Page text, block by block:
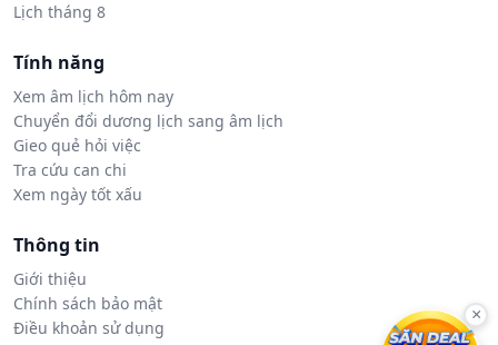
Lịch tháng 8
Tính năng
Xem âm lịch hôm nay
Chuyển đổi dương lịch sang âm lịch
Gieo quẻ hỏi việc
Tra cứu can chi
Xem ngày tốt xấu
Thông tin
Giới thiệu
Chính sách bảo mật
Điều khoản sử dụng
×